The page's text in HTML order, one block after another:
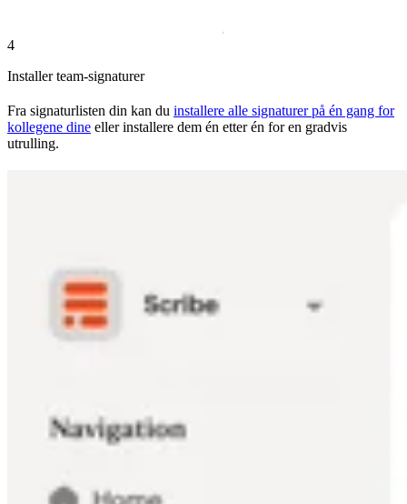
4
Installer team-signaturer
Fra signaturlisten din kan du installere alle signaturer på én gang for
kollegene dine eller installere dem én etter én for en gradvis
utrulling.